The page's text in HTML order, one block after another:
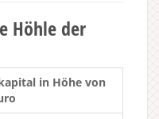
Höhle der
in Höhe von